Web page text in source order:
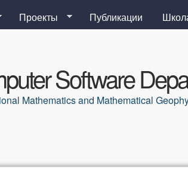
содержанию
Проекты Публикации
Software
Mathematics and Mathematical